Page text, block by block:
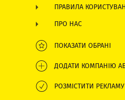
ПРАВИЛА
ПРО НАС
ПОКАЗАТИ ОБРАНІ
ДОДАТИ КОМПАНІЮ
РОЗМІСТИТИ